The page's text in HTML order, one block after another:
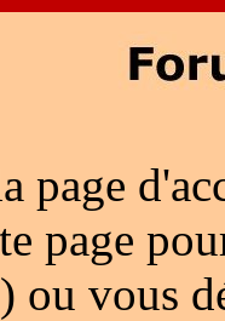
page
page
vous